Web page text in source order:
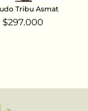
Tribu Asmat
$297.000